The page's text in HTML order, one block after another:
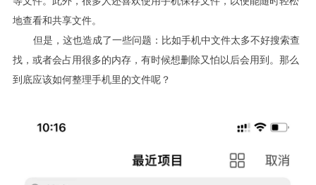
地查看和共享文件。
但是，这也造成了一些问题：比如手机中文件太多不好搜索查
找，或者会占用很多的内存，有时候想删除又怕以后会用到。那么
到底应该如何整理手机里的文件呢？